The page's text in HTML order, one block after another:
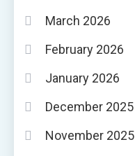
March 2026
February 2026
January 2026
December 2025
November 2025